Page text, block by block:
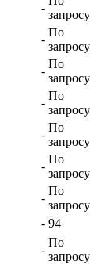
-
запросу
-
По
запросу
-
По
запросу
-
По
запросу
-
По
запросу
-
По
запросу
-
По
запросу
- 94
-
По
запросу